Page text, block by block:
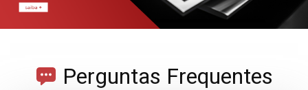
Perguntas Frequentes